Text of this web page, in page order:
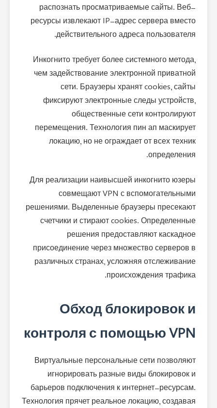
распознать просматриваемые сайты. Веб-
ресурсы извлекают IP-адрес сервера вместо
действительного адреса пользователя.
Инкогнито требует более системного метода,
чем задействование электронной приватной
сети. Браузеры хранят cookies, сайты
фиксируют электронные следы устройств,
общественные сети контролируют
перемещения. Технология пин ап маскирует
локацию, но не ограждает от всех техник
определения.
Для реализации наивысшей инкогнито юзеры
совмещают VPN с вспомогательными
решениями. Выделенные браузеры пресекают
счетчики и стирают cookies. Определенные
решения предоставляют каскадное
присоединение через множество серверов в
различных странах, усложняя отслеживание
происхождения трафика.
Обход блокировок и
контроля с помощью VPN
Виртуальные персональные сети позволяют
игнорировать разные виды блокировок и
барьеров подключения к интернет-ресурсам.
Технология прячет реальное локацию, создавая